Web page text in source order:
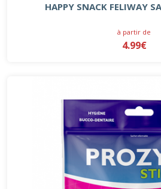
HAPPY SNACK FELIWAY
à partir de
4.99€